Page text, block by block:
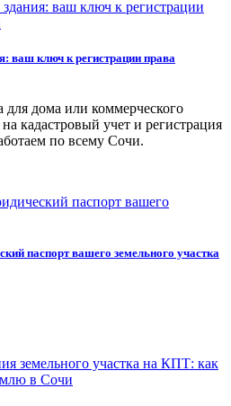
ваш ключ к регистрации права
для дома или коммерческого
кадастровый учет и регистрация
по всему Сочи.
паспорт вашего земельного участка